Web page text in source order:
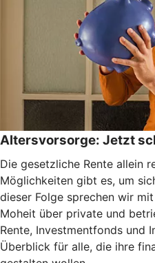
Altersvorsorge: Jetzt
Die gesetzliche Rente allein
Möglichkeiten gibt es, um
dieser Folge sprechen wir
Moheit über private und
Rente, Investmentfonds und
Überblick für alle, die ihre